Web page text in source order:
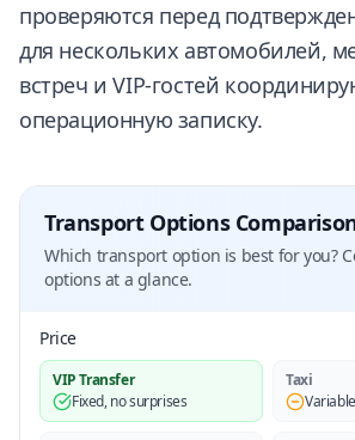
проверяются перед
для нескольких автомобилей,
встреч и VIP-гостей
операционную записку.
Transport Options
Which transport option is best for you?
options at a glance.
Price
VIP Transfer
Fixed, no surprises
Taxi